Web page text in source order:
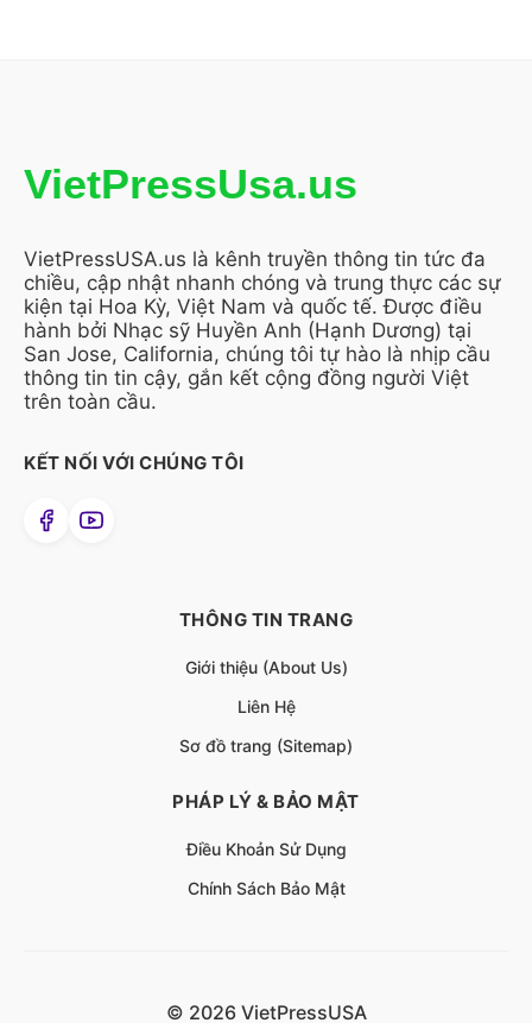
VietPressUsa.us
VietPressUSA.us là kênh truyền thông tin tức đa
chiều, cập nhật nhanh chóng và trung thực các sự
kiện tại Hoa Kỳ, Việt Nam và quốc tế. Được điều
hành bởi Nhạc sỹ Huyền Anh (Hạnh Dương) tại
San Jose, California, chúng tôi tự hào là nhịp cầu
thông tin tin cậy, gắn kết cộng đồng người Việt
trên toàn cầu.
KẾT NỐI VỚI CHÚNG TÔI
THÔNG TIN TRANG
Giới thiệu (About Us)
Liên Hệ
Sơ đồ trang (Sitemap)
PHÁP LÝ & BẢO MẬT
Điều Khoản Sử Dụng
Chính Sách Bảo Mật
© 2026 VietPressUSA